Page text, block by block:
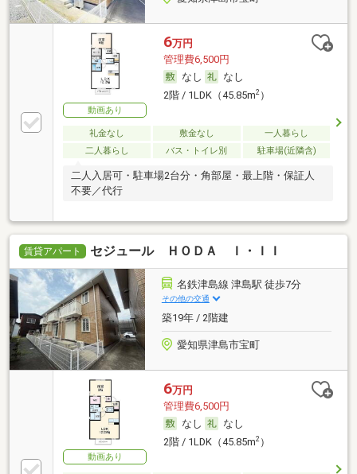
動画あり
6万円
管理費6,500円
なし
なし
2階 / 1LDK（45.85m2）
礼金なし 敷金なし
一人暮らし
二人暮らし
バス・トイレ別 駐車場(近隣含)
二人入居可・駐車場2台分・角部屋・最上階・保証人
不要／代行
賃貸アパート セジュール ＨＯＤＡ Ｉ・ＩＩ
名鉄津島線 津島駅 徒歩7分
その他の交通
築19年 / 2階建
愛知県津島市宝町
動画あり
6万円
管理費6,500円
なし
なし
2階 / 1LDK（45.85m2）